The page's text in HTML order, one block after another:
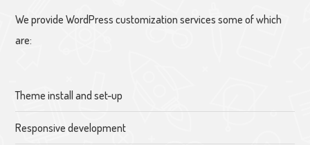
We provide WordPress customization services some of which
are:
Theme install and set-up
Responsive development